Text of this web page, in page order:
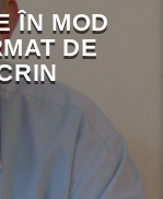
ÎN MOD
DE